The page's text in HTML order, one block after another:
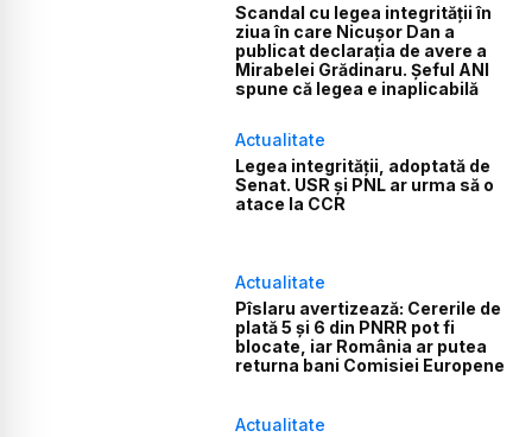
Scandal cu legea integrității în
ziua în care Nicușor Dan a
publicat declarația de avere a
Mirabelei Grădinaru. Șeful ANI
spune că legea e inaplicabilă
Actualitate
Legea integrității, adoptată de
Senat. USR și PNL ar urma să o
atace la CCR
Actualitate
Pîslaru avertizează: Cererile de
plată 5 și 6 din PNRR pot fi
blocate, iar România ar putea
returna bani Comisiei Europene
Actualitate